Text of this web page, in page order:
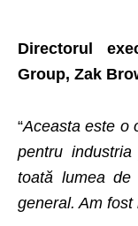
Directorul
Group, Zak
“Aceasta este o
pentru
toată lumea
general. Am